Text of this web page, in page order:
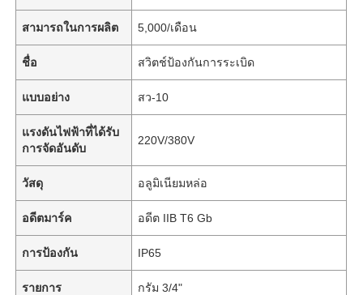
สามารถในการผลิต 5,000/เดือน
ชื่อ สวิตช์ป้องกันการระเบิด
แบบอย่าง สว-10
แรงดันไฟฟ้าที่ได้รับ
การจัดอันดับ
220V/380V
วัสดุ อลูมิเนียมหล่อ
อดีตมาร์ค อดีต IIB T6 Gb
การป้องกัน IP65
รายการ กรัม 3/4"